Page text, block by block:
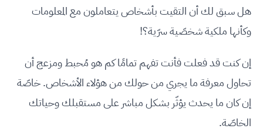
هل سبق لك أن التقيت بأشخاص يتعاملون مع المعلومات
وكأنها ملكية شخصّية سرّية؟!
إن كنت قد فعلت فأنت تفهم تمامًا كم هو مُحبط ومزعج أن
تحاول معرفة ما يجري من حولك من هؤلاء الأشخاص. خاصّة
إن كان ما يحدث يؤثّر بشكل مباشر على مستقبلك وحياتك
الخاصّة.